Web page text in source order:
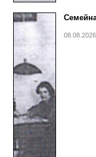
08.08.2026